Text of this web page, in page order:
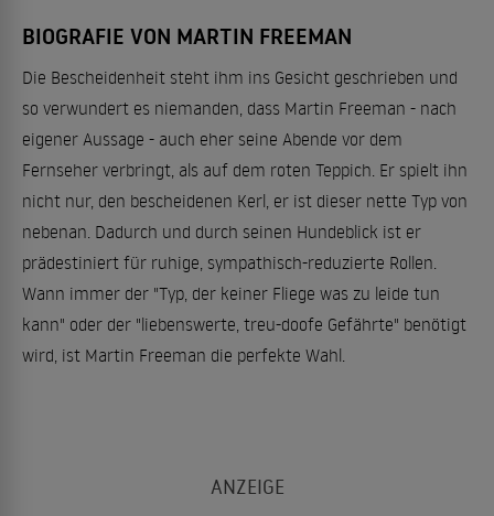
BIOGRAFIE VON MARTIN FREEMAN
Die Bescheidenheit steht ihm ins Gesicht geschrieben und
so verwundert es niemanden, dass Martin Freeman - nach
eigener Aussage - auch eher seine Abende vor dem
Fernseher verbringt, als auf dem roten Teppich. Er spielt ihn
nicht nur, den bescheidenen Kerl, er ist dieser nette Typ von
nebenan. Dadurch und durch seinen Hundeblick ist er
prädestiniert für ruhige, sympathisch-reduzierte Rollen.
Wann immer der "Typ, der keiner Fliege was zu leide tun
kann" oder der "liebenswerte, treu-doofe Gefährte" benötigt
wird, ist Martin Freeman die perfekte Wahl.